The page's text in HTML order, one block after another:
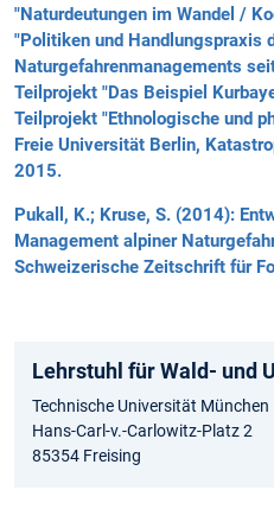
"Naturdeutungen im Wandel /
"Politiken und Handlungspraxis
Naturgefahrenmanagements
Teilprojekt "Das Beispiel
Teilprojekt "Ethnologische und
Freie Universität Berlin,
2015.
Pukall, K.; Kruse, S. (2014):
Management alpiner
Schweizerische Zeitschrift für
Lehrstuhl für Wald- und
Technische Universität München
Hans-Carl-v.-Carlowitz-Platz 2
85354 Freising